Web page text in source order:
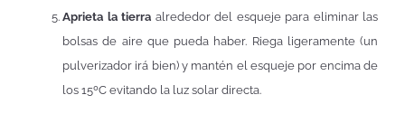
Aprieta la tierra alrededor del esqueje para eliminar las
bolsas de aire que pueda haber. Riega ligeramente (un
pulverizador irá bien) y mantén el esqueje por encima de
los 15ºC evitando la luz solar directa.